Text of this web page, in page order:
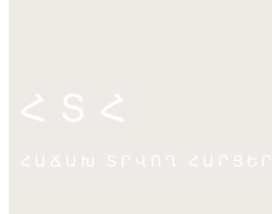
ՀՏՀ
ՀԱՃԱԽ ՏՐՎՈՂ ՀԱՐՑԵՐ